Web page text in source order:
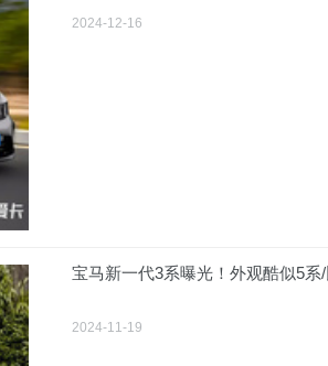
2024-12-16
宝马新一代3系曝光！外观酷似5系
2024-11-19